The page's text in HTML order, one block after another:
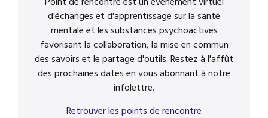
d'échanges et d'apprentissage sur la santé
mentale et les substances psychoactives
favorisant la collaboration, la mise en commun
des savoirs et le partage d'outils. Restez à l'affût
des prochaines dates en vous abonnant à notre
infolettre.
Retrouver les points de rencontre